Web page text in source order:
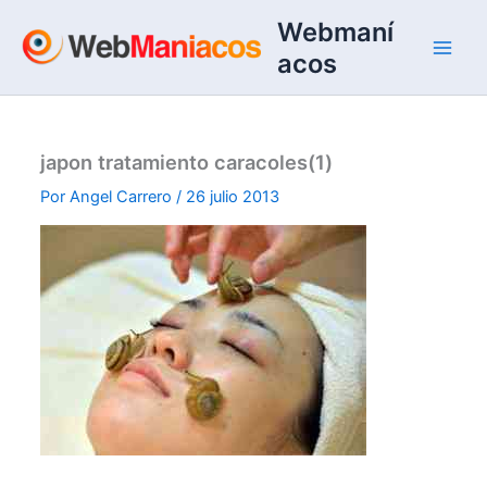
contenido
Webmaní
acos
japon tratamiento caracoles(1)
PorAngel Carrero/ 26 julio 2013